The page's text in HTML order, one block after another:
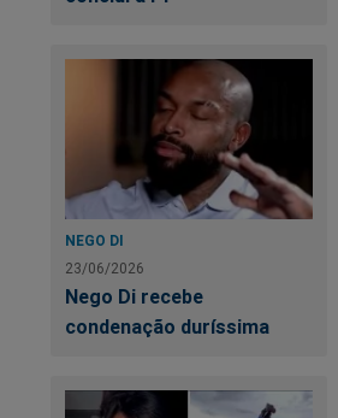
NEGO DI
23/06/2026
Nego Di recebe
condenação duríssima